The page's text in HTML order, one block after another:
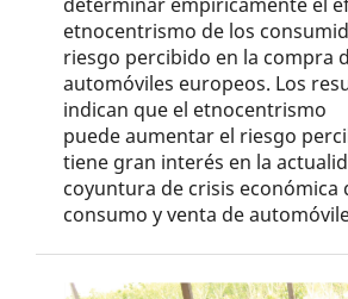
etnocentrismo de los
riesgo percibido en la compra
automóviles europeos. Los
indican que el etnocentrismo
puede aumentar el riesgo
tiene gran interés en la
coyuntura de crisis económica
consumo y venta de